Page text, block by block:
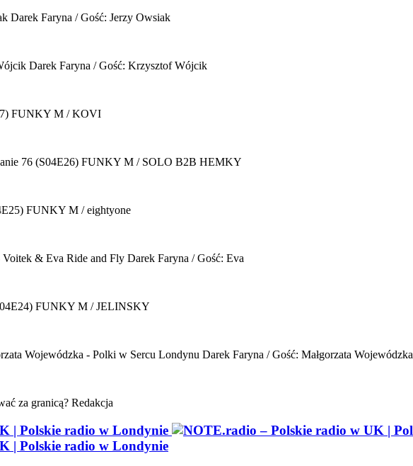
Darek Faryna / Gość: Jerzy Owsiak
Darek Faryna / Gość: Krzysztof Wójcik
FUNKY M / KOVI
76 (S04E26) FUNKY M / SOLO B2B HEMKY
FUNKY M / eightyone
& Eva Ride and Fly Darek Faryna / Gość: Eva
FUNKY M / JELINSKY
Wojewódzka - Polki w Sercu Londynu Darek Faryna / Gość: Małgorzata Wojewódzka
za granicą? Redakcja